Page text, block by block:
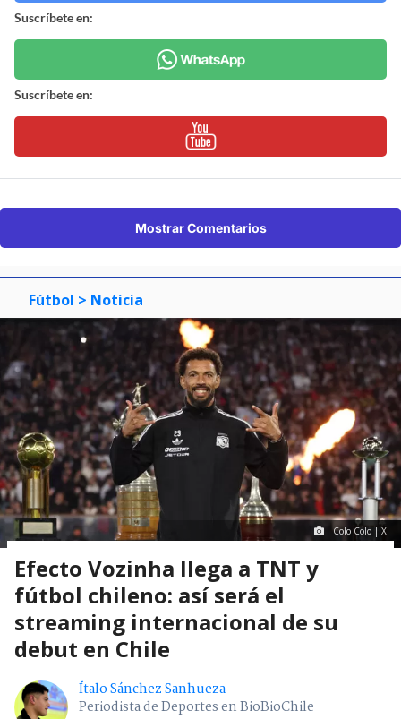
Suscríbete en:
Suscríbete en:
Mostrar Comentarios
Fútbol > Noticia
Colo Colo | X
Efecto Vozinha llega a TNT y
fútbol chileno: así será el
streaming internacional de su
debut en Chile
Ítalo Sánchez Sanhueza
Periodista de Deportes en BioBioChile